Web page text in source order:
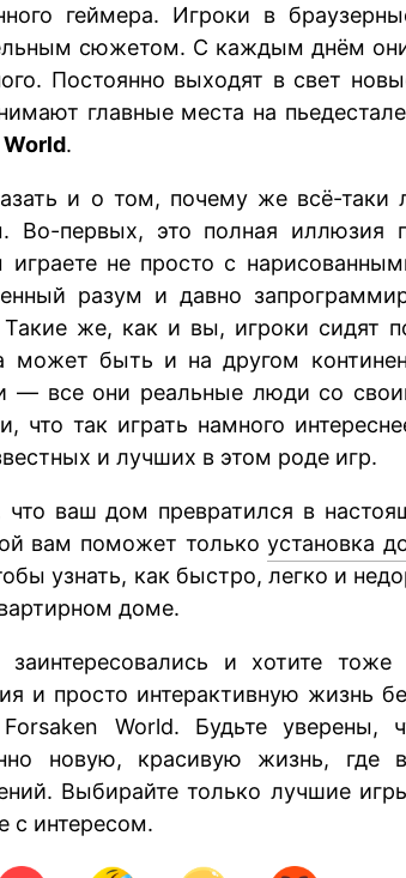
геймера. Игроки в
сюжетом. С каждым днём
Постоянно выходят в свет
главные места на
World.
и о том, почему же всё-таки
Во-первых, это полная иллюзия
играете не просто с
разум и давно
же, как и вы, игроки сидят
может быть и на другом
— все они реальные люди со
что так играть намного
и лучших в этом роде игр.
что ваш дом превратился в
вам поможет толькоустановка
узнать, как быстро, легко и
доме.
и хотите тоже
и просто интерактивную жизнь
Forsaken World. Будьте уверены,
новую, красивую жизнь, где
Выбирайте только лучшие
с интересом.